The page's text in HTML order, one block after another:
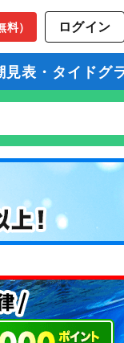
料） ログイン
見表・タイドグ